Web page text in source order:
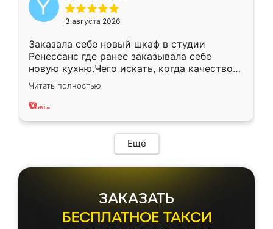
3 августа 2026
Заказала себе новый шкаф в студии
Ренессанс где ранее заказывала себе
новую кухню.Чего искать, когда качеством
вполне довольна. Служит кухня уже почти
два года, нареканий нет.
Читать полностью
Еще
ЗАКАЗАТЬ
БЕСПЛАТНОЕ ТАКСИ